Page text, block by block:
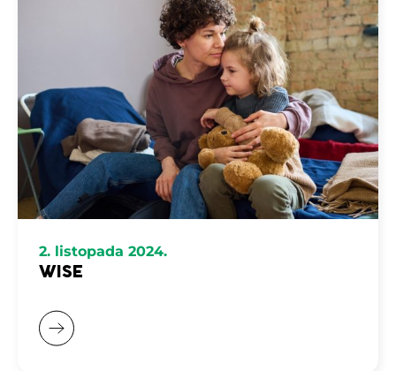
2. listopada 2024.
WISE